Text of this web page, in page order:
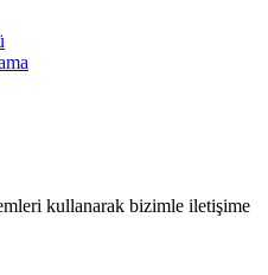
kullanarak bizimle iletişime